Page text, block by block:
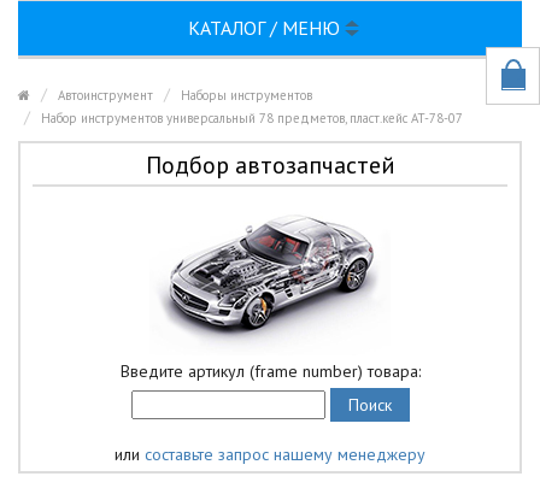
КАТАЛОГ / МЕНЮ
Автоинструмент
Наборы инструментов
Набор инструментов универсальный 78 предметов, пласт.кейс AT-78-07
Подбор автозапчастей
Введите артикул (frame number) товара:
или составьте запрос нашему менеджеру